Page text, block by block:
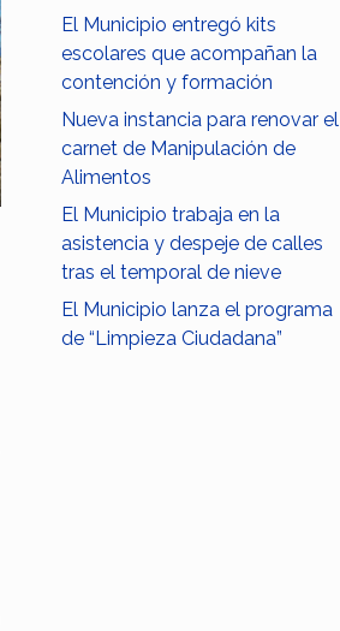
El Municipio entregó kits
escolares que acompañan la
contención y formación
Nueva instancia para renovar el
carnet de Manipulación de
Alimentos
El Municipio trabaja en la
asistencia y despeje de calles
tras el temporal de nieve
El Municipio lanza el programa
de “Limpieza Ciudadana”